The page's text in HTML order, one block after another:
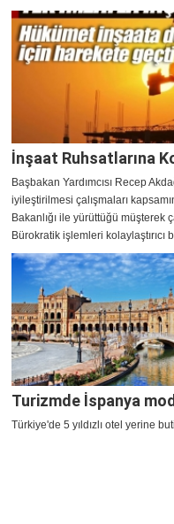
İnşaat Ruhsatlarına
Başbakan Yardımcısı Recep
iyileştirilmesi çalışmaları
Bakanlığı ile yürüttüğü müşterek
Bürokratik işlemleri
Turizmde İspanya
Türkiye'de 5 yıldızlı otel yerine